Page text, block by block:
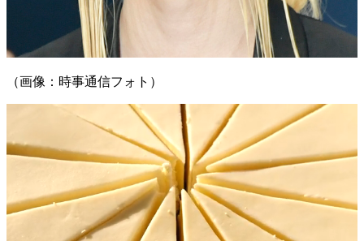
（画像：時事通信フォト）